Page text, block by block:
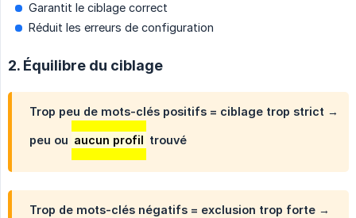
Garantit le ciblage correct
Réduit les erreurs de configuration
2. Équilibre du ciblage
Trop peu de mots-clés positifs = ciblage trop strict →
peu ou aucun profil trouvé
Trop de mots-clés négatifs = exclusion trop forte →